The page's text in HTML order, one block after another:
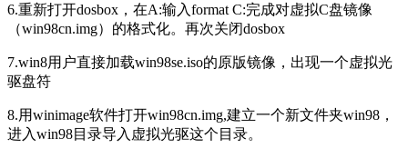
6.重新打开dosbox ，在A:输入format C:完成对虚拟C盘镜像
（win98cn.img）的格式化。再次关闭dosbox
7.win8用户直接加载win98se.iso的原版镜像，出现一个虚拟光
驱盘符
8.用winimage软件打开win98cn.img,建立一个新文件夹win98 ，
进入win98目录导入虚拟光驱这个目录。